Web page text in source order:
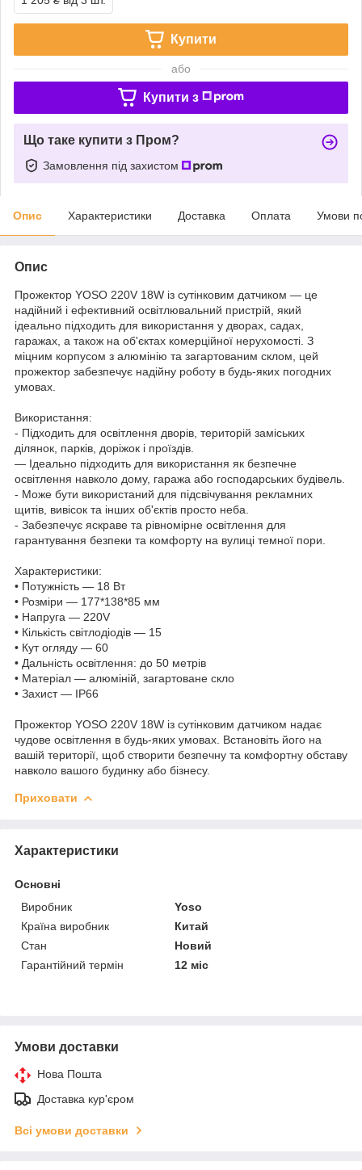
Купити
або
Купити з
Що таке купити з Пром?
Замовлення під захистом
Опис Характеристики Доставка Оплата Умови
Опис
Прожектор YOSO 220V 18W із сутінковим датчиком — це
надійний і ефективний освітлювальний пристрій, який
ідеально підходить для використання у дворах, садах,
гаражах, а також на об'єктах комерційної нерухомості. З
міцним корпусом з алюмінію та загартованим склом, цей
прожектор забезпечує надійну роботу в будь-яких погодних
умовах.
Використання:
- Підходить для освітлення дворів, територій заміських
ділянок, парків, доріжок і проїздів.
— Ідеально підходить для використання як безпечне
освітлення навколо дому, гаража або господарських будівель.
- Може бути використаний для підсвічування рекламних
щитів, вивісок та інших об'єктів просто неба.
- Забезпечує яскраве та рівномірне освітлення для
гарантування безпеки та комфорту на вулиці темної пори.
Характеристики:
• Потужність — 18 Вт
• Розміри — 177*138*85 мм
• Напруга — 220V
• Кількість світлодіодів — 15
• Кут огляду — 60
• Дальність освітлення: до 50 метрів
• Матеріал — алюміній, загартоване скло
• Захист — IP66
Прожектор YOSO 220V 18W із сутінковим датчиком надає
чудове освітлення в будь-яких умовах. Встановіть його на
вашій території, щоб створити безпечну та комфортну обставу
навколо вашого будинку або бізнесу.
Приховати
Характеристики
Основні
Виробник
Yoso
Країна виробник
Китай
Стан
Новий
Гарантійний термін
12 міс
Умови доставки
Нова Пошта
Доставка кур'єром
Всі умови доставки